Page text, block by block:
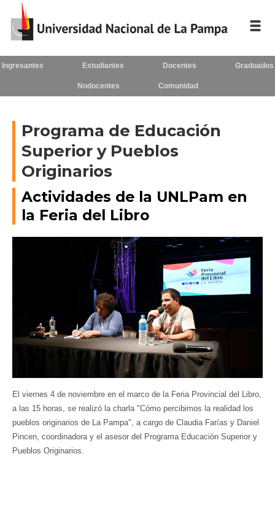
La
Consejo
Superior
Rectorado
/
Secretarías
Facultades
en:
Ingresantes Estudiantes Docentes Graduados
Nodocentes Comunidad
Programa de Educación
Superior y Pueblos
Originarios
Actividades de la UNLPam en
la Feria del Libro
El viernes 4 de noviembre en el marco de la Feria Provincial del Libro,
a las 15 horas, se realizó la charla "Cómo percibimos la realidad los
pueblos originarios de La Pampa", a cargo de Claudia Farías y Daniel
Pincen, coordinadora y el asesor del Programa Educación Superior y
Pueblos Originarios.